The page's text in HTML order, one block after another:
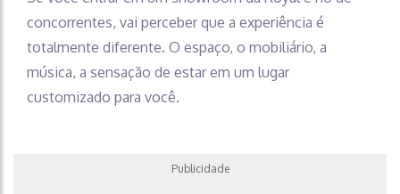
concorrentes, vai perceber que a experiência é
totalmente diferente. O espaço, o mobiliário, a
música, a sensação de estar em um lugar
customizado para você.
Publicidade